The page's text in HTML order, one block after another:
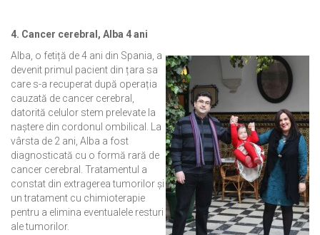
4. Cancer cerebral, Alba 4 ani
Alba, o fetiță de 4 ani din Spania, a
devenit primul pacient din țara sa
care s-a recuperat după operația
cauzată de cancer cerebral,
datorită celulor stem prelevate la
naștere din cordonul ombilical. La
vârsta de 2 ani, Alba a fost
diagnosticată cu o formă rară de
cancer cerebral. Tratamentul a
constat din extragerea tumorilor și
un tratament cu chimioterapie
pentru a elimina eventualele resturi
ale tumorilor.